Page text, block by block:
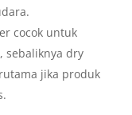
cocok untuk
sebaliknya dry
jika produk